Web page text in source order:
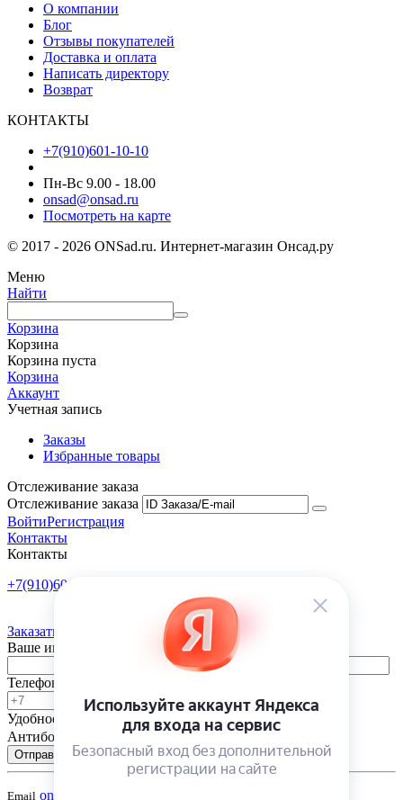
О компании
Блог
Отзывы покупателей
Доставка и оплата
Написать директору
Возврат
КОНТАКТЫ
+7(910)601-10-10
Пн-Вс 9.00 - 18.00
onsad@onsad.ru
Посмотреть на карте
© 2017 - 2026 ONSad.ru. Интернет-магазин Онсад.ру
Меню
Найти
Корзина
Корзина
Корзина пуста
Корзина
Аккаунт
Учетная запись
Заказы
Избранные товары
Отслеживание заказа
Отслеживание заказа
ВойтиРегистрация
Контакты
Контакты
+7(910)601-10-10
Заказать обратный звонок
Ваше имя
Телефон
Удобное время
-
Антибот
Отправить
Email onsad@onsad.ru